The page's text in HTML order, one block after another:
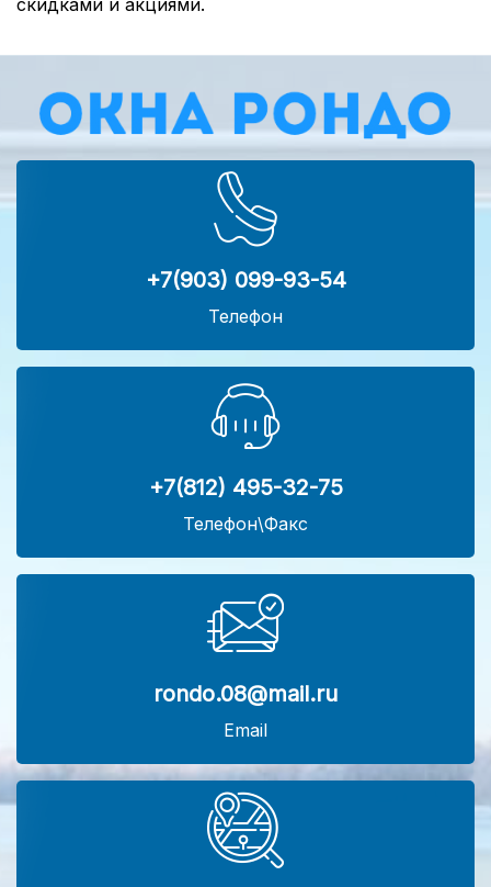
скидками и акциями.
+7(903) 099-93-54
Телефон
+7(812) 495-32-75
Телефон\Факс
rondo.08@mail.ru
Email